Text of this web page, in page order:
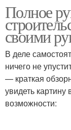
Крыша на
Полное
своими
В деле
ничего не
— краткая
увидеть
возможности: